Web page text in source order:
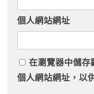
個人網站網址
在瀏覽器中儲存
個人網站網址，以